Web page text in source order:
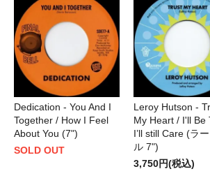
Dedication - You And I
Together / How I Feel
About You (7")
SOLD OUT
Leroy Hutson -
My Heart / I'll Be
I’ll still Care (ラ
ル 7")
3,750円(税込)